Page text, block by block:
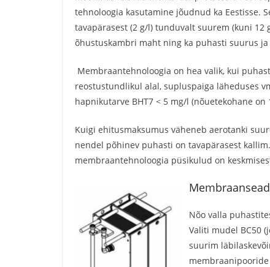
tehnoloogia kasutamine jõudnud ka Eestisse.
tavapärasest (2 g/l) tunduvalt suurem (kuni
õhustuskambri maht ning ka puhasti suurus
Membraantehnoloogia on hea valik, kui
reostustundlikul alal, supluspaiga läheduses
hapnikutarve BHT7 < 5 mg/l (nõuetekohane on
Kuigi ehitusmaksumus väheneb aerotanki
nendel põhinev puhasti on tavapärasest
membraantehnoloogia püsikulud on
Nõo valla
Valiti mudel BC50
suurim
membraanipooride